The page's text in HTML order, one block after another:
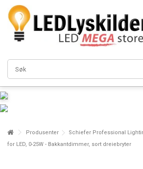
Produsenter Schiefer Professional
for LED, 0-25W - Bakkantdimmer, sort dreiebryter